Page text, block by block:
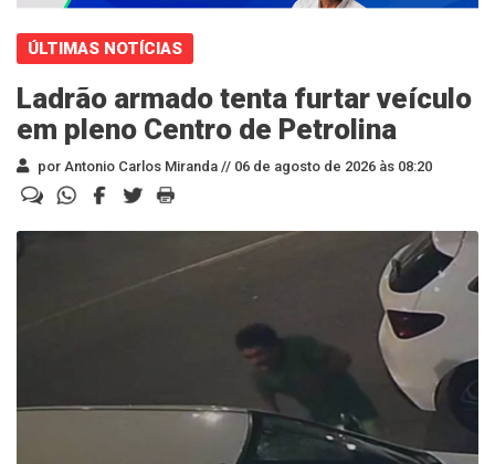
ÚLTIMAS NOTÍCIAS
Ladrão armado tenta furtar veículo
em pleno Centro de Petrolina
por Antonio Carlos Miranda // 06 de agosto de 2026 às 08:20